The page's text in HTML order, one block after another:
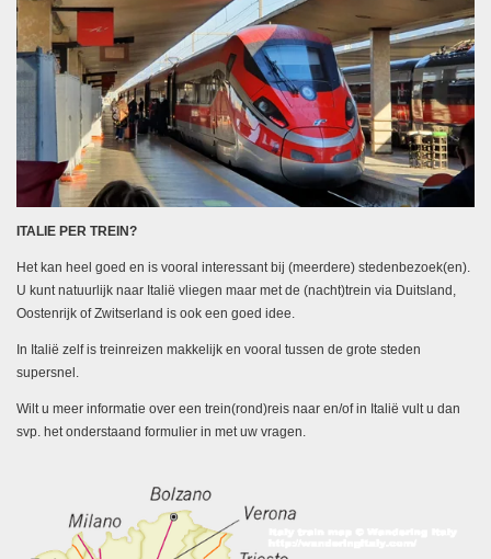
ITALIE PER TREIN?
Het kan heel goed en is vooral interessant bij (meerdere) stedenbezoek(en).
U kunt natuurlijk naar Italië vliegen maar met de (nacht)trein via Duitsland,
Oostenrijk of Zwitserland is ook een goed idee.
In Italië zelf is treinreizen makkelijk en vooral tussen de grote steden
supersnel.
Wilt u meer informatie over een trein(rond)reis naar en/of in Italië vult u dan
svp. het onderstaand formulier in met uw vragen.